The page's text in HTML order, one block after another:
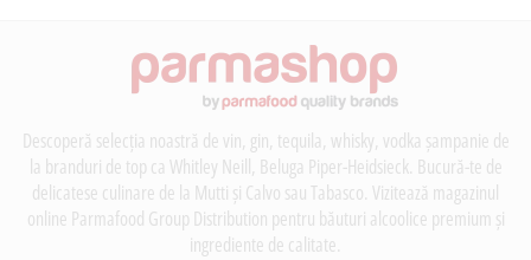
Descoperă selecția noastră de vin, gin, tequila, whisky, vodka șampanie de
la branduri de top ca Whitley Neill, Beluga Piper-Heidsieck. Bucură-te de
delicatese culinare de la Mutti și Calvo sau Tabasco. Vizitează magazinul
online Parmafood Group Distribution pentru băuturi alcoolice premium și
ingrediente de calitate.